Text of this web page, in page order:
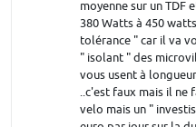
moyenne sur un TDF
380 Watts à 450
tolérance " car il va
" isolant " des
vous usent à
..c'est faux mais il ne
velo mais un "